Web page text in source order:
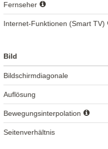
Fernseher
Internet-Funktionen (Smart TV)
Bild
Bildschirmdiagonale
Auflösung
Bewegungsinterpolation
Seitenverhältnis